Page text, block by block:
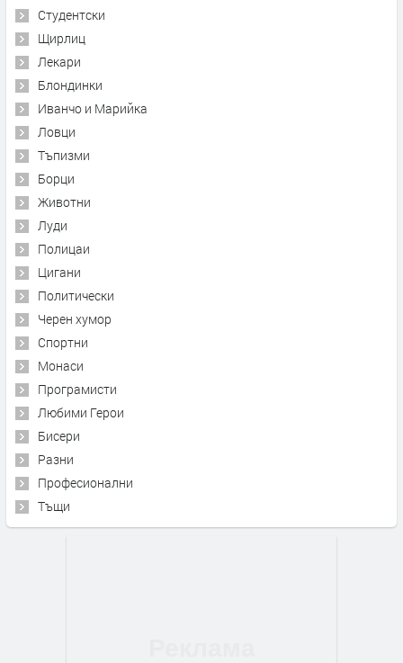
Студентски
Щирлиц
Лекари
Блондинки
Иванчо и Марийка
Ловци
Тъпизми
Борци
Животни
Луди
Полицаи
Цигани
Политически
Черен хумор
Спортни
Монаси
Програмисти
Любими Герои
Бисери
Разни
Професионални
Тъщи